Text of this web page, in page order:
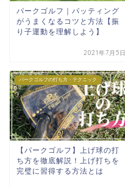
パークゴルフ｜パッティング
がうまくなるコツと方法【振
り子運動を理解しよう】
2021年7月5日
パークゴルフの打ち方・テクニック
【パークゴルフ】上げ球の打
ち方を徹底解説！上げ打ちを
完璧に習得する方法とは